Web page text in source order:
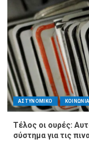
ΑΣΤΥΝΟΜΙΚΟ ΚΟΙΝΩΝΙΑ
Τέλος οι ουρές:
σύστημα για τις